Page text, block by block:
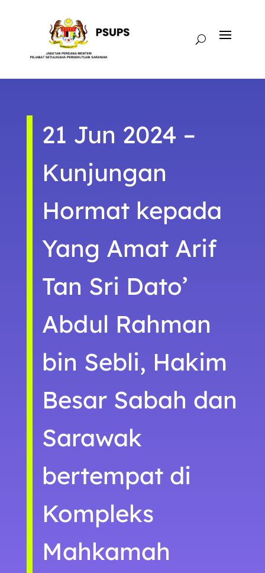
21 Jun 2024 –
Kunjungan
Hormat kepada
Yang Amat Arif
Tan Sri Dato’
Abdul Rahman
bin Sebli, Hakim
Besar Sabah dan
Sarawak
bertempat di
Kompleks
Mahkamah